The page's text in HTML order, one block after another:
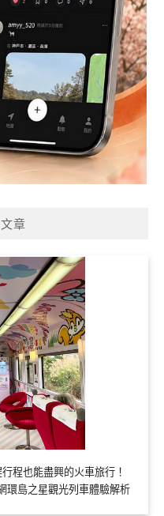
章
程也能盡興的火車旅行！
環島之星觀光列車體驗解析